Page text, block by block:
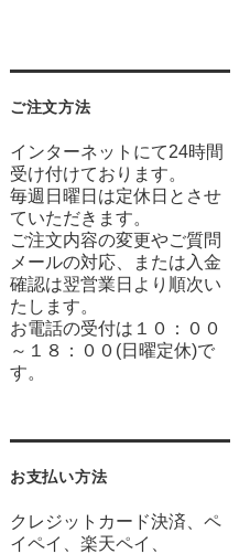
ご注文方法
インターネットにて24時間
受け付けております。
毎週日曜日は定休日とさせ
ていただきます。
ご注文内容の変更やご質問
メールの対応、または入金
確認は翌営業日より順次い
たします。
お電話の受付は１０：００
～１８：００(日曜定休)で
す。
お支払い方法
クレジットカード決済、ペ
イペイ、楽天ペイ、